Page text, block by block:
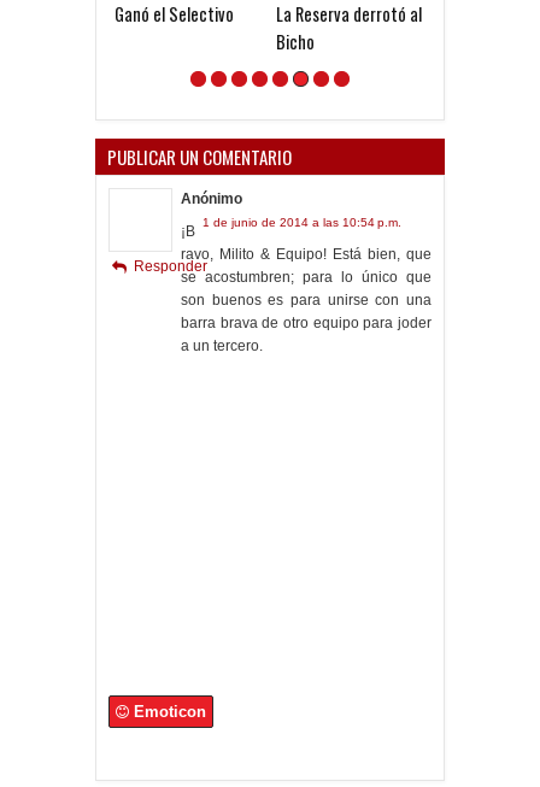
Ganó el Selectivo
La Reserva derrotó al
Bicho
PUBLICAR UN COMENTARIO
Anónimo
1 de junio de 2014 a las 10:54 p.m.
¡B
ravo, Milito & Equipo! Está bien, que
se acostumbren; para lo único que
son buenos es para unirse con una
barra brava de otro equipo para joder
a un tercero.
Responder
Emoticon